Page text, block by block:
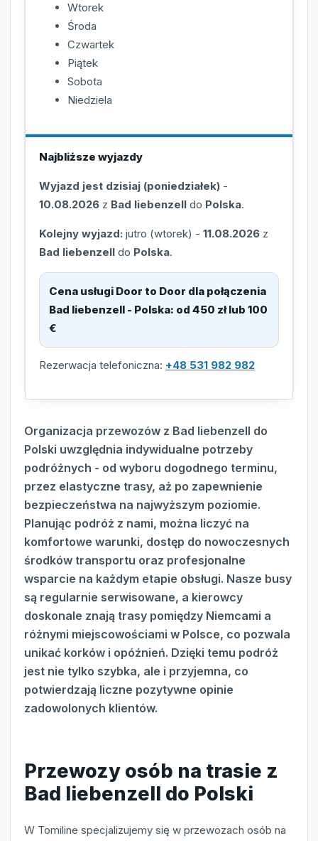
Wtorek
Środa
Czwartek
Piątek
Sobota
Niedziela
Najbliższe wyjazdy
Wyjazd jest dzisiaj (poniedziałek) -
10.08.2026 z Bad liebenzell do Polska.
Kolejny wyjazd: jutro (wtorek) - 11.08.2026 z
Bad liebenzell do Polska.
Cena usługi Door to Door dla połączenia
Bad liebenzell - Polska: od 450 zł lub 100
€
Rezerwacja telefoniczna: +48 531 982 982
Organizacja przewozów z Bad liebenzell do
Polski uwzględnia indywidualne potrzeby
podróżnych - od wyboru dogodnego terminu,
przez elastyczne trasy, aż po zapewnienie
bezpieczeństwa na najwyższym poziomie.
Planując podróż z nami, można liczyć na
komfortowe warunki, dostęp do nowoczesnych
środków transportu oraz profesjonalne
wsparcie na każdym etapie obsługi. Nasze busy
są regularnie serwisowane, a kierowcy
doskonale znają trasy pomiędzy Niemcami a
różnymi miejscowościami w Polsce, co pozwala
unikać korków i opóźnień. Dzięki temu podróż
jest nie tylko szybka, ale i przyjemna, co
potwierdzają liczne pozytywne opinie
zadowolonych klientów.
Przewozy osób na trasie z
Bad liebenzell do Polski
W Tomiline specjalizujemy się w przewozach osób na